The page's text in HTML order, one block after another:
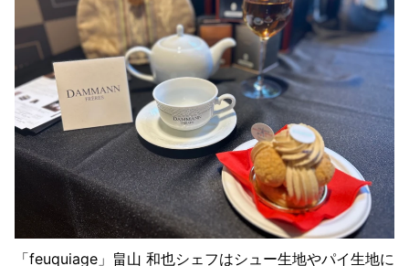
「feuquiage」畠山 和也シェフはシュー生地やパイ生地に